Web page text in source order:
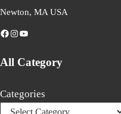
Newton, MA USA
Facebook
Instagram
YouTube
All Category
Categories